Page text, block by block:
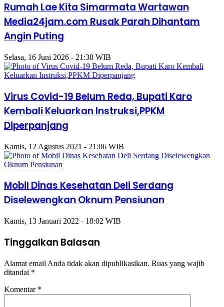
Rumah Lae Kita Simarmata Wartawan
Media24jam.com Rusak Parah Dihantam
Angin Puting
Selasa, 16 Juni 2026 - 21:38 WIB
Virus Covid-19 Belum Reda, Bupati Karo
Kembali Keluarkan Instruksi,PPKM
Diperpanjang
Kamis, 12 Agustus 2021 - 21:06 WIB
Mobil Dinas Kesehatan Deli Serdang
Diselewengkan Oknum Pensiunan
Kamis, 13 Januari 2022 - 18:02 WIB
Tinggalkan Balasan
Alamat email Anda tidak akan dipublikasikan. Ruas yang wajib
ditandai *
Komentar *